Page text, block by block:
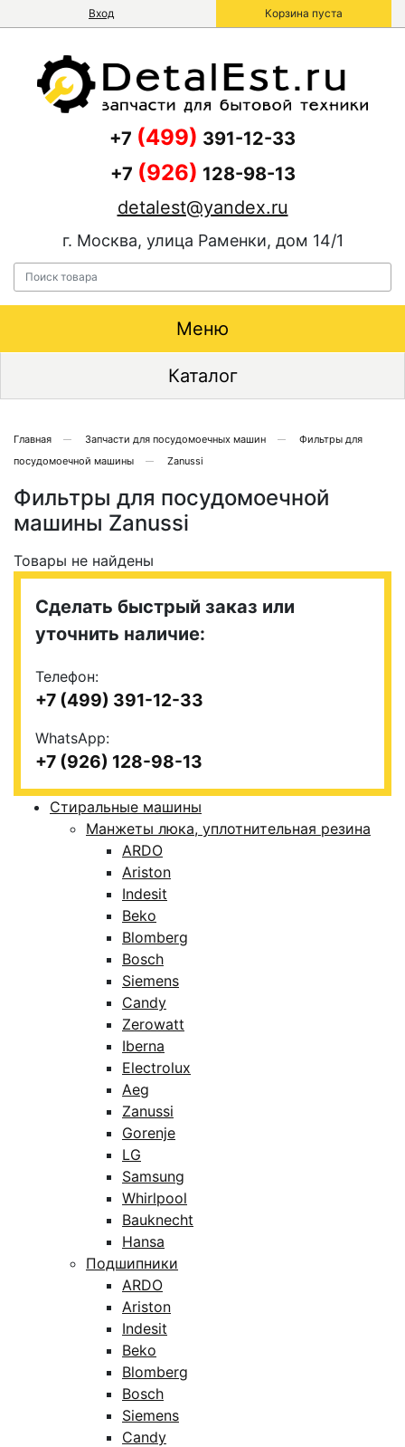
Вход Корзина пуста
+7 (499) 391-12-33
+7 (926) 128-98-13
detalest@yandex.ru
г. Москва, улица Раменки, дом 14/1
Меню
Каталог
Главная Запчасти для посудомоечных машин
Фильтры для
посудомоечной машины
Zanussi
Фильтры для посудомоечной
машины Zanussi
Товары не найдены
Сделать быстрый заказ или
уточнить наличие:
Телефон:
+7 (499) 391-12-33
WhatsApp:
+7 (926) 128-98-13
Стиральные машины
Манжеты люка, уплотнительная резина
ARDO
Ariston
Indesit
Beko
Blomberg
Bosch
Siemens
Candy
Zerowatt
Iberna
Electrolux
Aeg
Zanussi
Gorenje
LG
Samsung
Whirlpool
Bauknecht
Hansa
Подшипники
ARDO
Ariston
Indesit
Beko
Blomberg
Bosch
Siemens
Candy